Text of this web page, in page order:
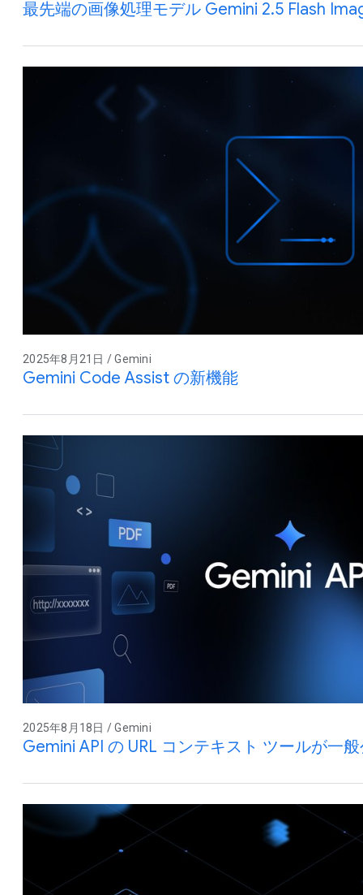
最先端の画像処理モデル Gemini 2.5 Flash
2025年8月21日 / Gemini
Gemini Code Assist の新機能
2025年8月18日 / Gemini
Gemini API の URL コンテキスト ツールが一